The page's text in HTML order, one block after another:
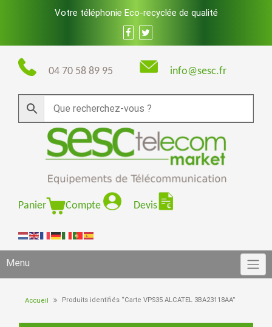
Votre téléphonie Eco-recyclée de qualité
04 70 58 89 95 info@sesc.fr
Panier Compte Devis
Menu
Accueil Produits identifiés “Carte VPS35 ALCATEL 3BA23118AA”